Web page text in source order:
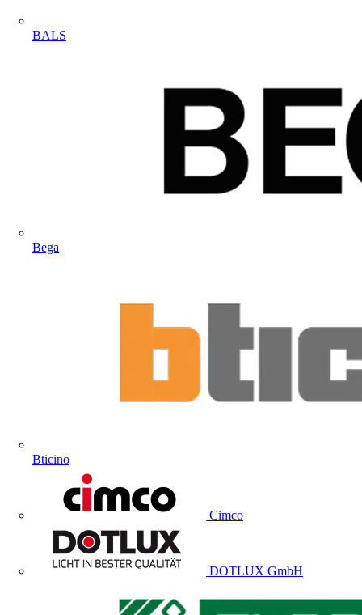
BALS
Bega
Bticino
Cimco
DOTLUX GmbH